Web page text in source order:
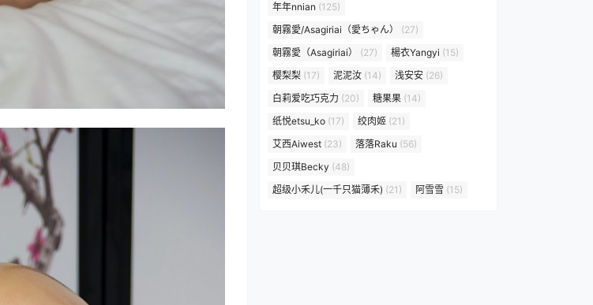
年年nnian (125)
朝霧愛/Asagiriai（愛ちゃん）
(27)
朝霧愛（Asagiriai）
(27) 楊衣Yangyi (15)
樱梨梨 (17) 泥泥汝 (14) 浅安安 (26)
白莉爱吃巧克力 (20) 糖果果 (14)
纸悦etsu_ko (17) 绞肉姬 (21)
艾西Aiwest (23) 落落Raku (56)
贝贝琪Becky (48)
超级小禾儿(一千只猫薄禾) (21) 阿雪雪 (15)